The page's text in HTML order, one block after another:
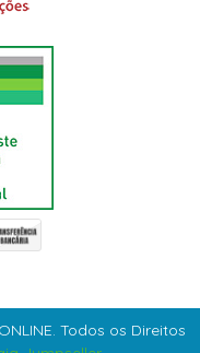
Todos os Direitos